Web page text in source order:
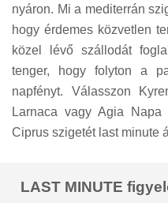
nyáron. Mi a mediterrán
hogy érdemes közvetlen
közel lévő szállodát
tenger, hogy folyton a
napfényt. Válasszon
Larnaca vagy Agia
Ciprus szigetét last minute
LAST MINUTE